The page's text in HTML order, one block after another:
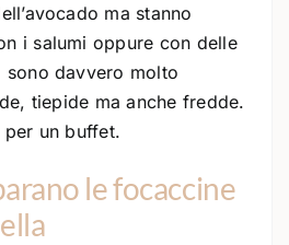
ma stanno
i salumi oppure con delle
sono davvero molto
tiepide ma anche fredde.
per un buffet.
le focaccine